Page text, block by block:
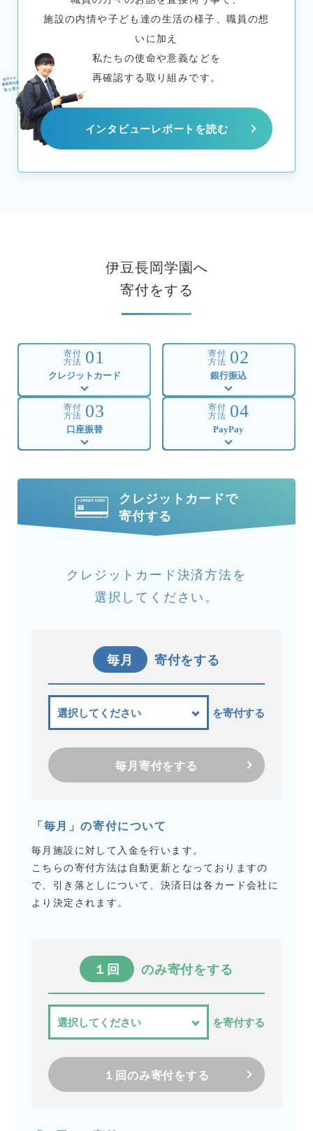
施設の内情や子ども達の生活の様子、職員の想
いに加え
私たちの使命や意義などを
再確認する取り組みです。
インタビューレポートを読む
伊豆長岡学園へ
寄付をする
寄付
方法 01
クレジットカード
寄付
方法 02
銀行振込
寄付
方法 03
口座振替
寄付
方法 04
PayPay
クレジットカードで
寄付する
クレジットカード決済方法を
選択してください。
毎月 寄付をする
を寄付する
毎月寄付をする
「毎月」の寄付について
毎月施設に対して入金を行います。
こちらの寄付方法は自動更新となっておりますの
で、引き落としについて、決済日は各カード会社に
より決定されます。
１回 のみ寄付をする
を寄付する
１回のみ寄付をする